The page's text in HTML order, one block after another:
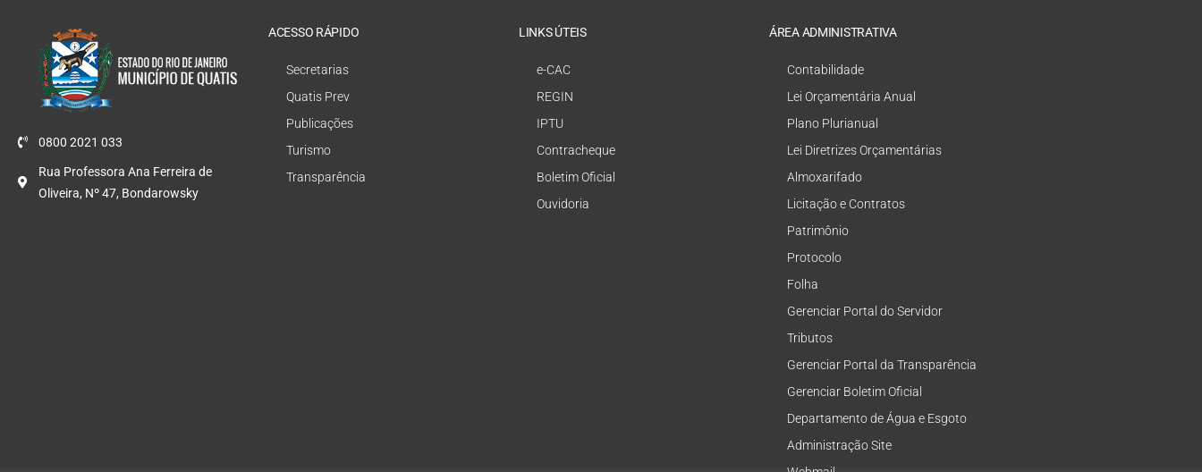
0800 2021 033
Rua Professora Ana Ferreira de
Oliveira, Nº 47, Bondarowsky
ACESSO RÁPIDO
Secretarias
Quatis Prev
Publicações
Turismo
Transparência
LINKS ÚTEIS
e-CAC
REGIN
IPTU
Contracheque
Boletim Oficial
Ouvidoria
ÁREA ADMINISTRATIVA
Contabilidade
Lei Orçamentária Anual
Plano Plurianual
Lei Diretrizes Orçamentárias
Almoxarifado
Licitação e Contratos
Patrimônio
Protocolo
Folha
Gerenciar Portal do Servidor
Tributos
Gerenciar Portal da Transparência
Gerenciar Boletim Oficial
Departamento de Água e Esgoto
Administração Site